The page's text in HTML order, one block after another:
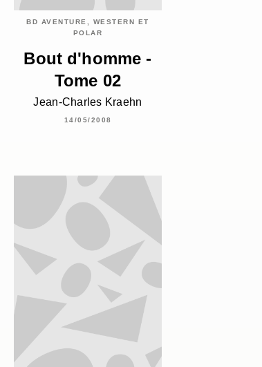
BD AVENTURE, WESTERN ET
POLAR
Bout d'homme -
Tome 02
Jean-Charles Kraehn
14/05/2008